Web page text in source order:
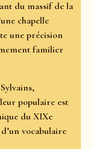
du massif de la
chapelle
une précision
familier
populaire est
du XIXe
vocabulaire